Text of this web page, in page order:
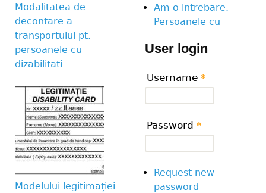
Modalitatea de
decontare a
transportului pt.
persoanele cu
dizabilitati
Modelului legitimației
Am o intrebare.
Persoanele cu
User login
Username *
Password *
Request new
password